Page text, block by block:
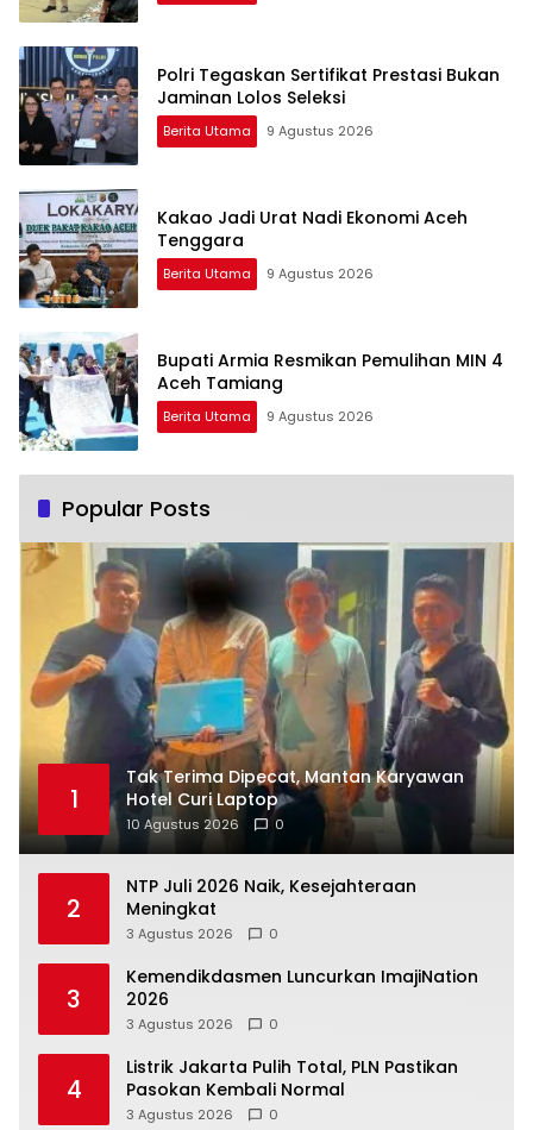
Polri Tegaskan Sertifikat Prestasi Bukan
Jaminan Lolos Seleksi
Berita Utama 9 Agustus 2026
Kakao Jadi Urat Nadi Ekonomi Aceh
Tenggara
Berita Utama 9 Agustus 2026
Bupati Armia Resmikan Pemulihan MIN 4
Aceh Tamiang
Berita Utama 9 Agustus 2026
Popular Posts
1
Tak Terima Dipecat, Mantan Karyawan
Hotel Curi Laptop
10 Agustus 2026 0
2
NTP Juli 2026 Naik, Kesejahteraan
Meningkat
3 Agustus 2026 0
3
Kemendikdasmen Luncurkan ImajiNation
2026
3 Agustus 2026 0
4
Listrik Jakarta Pulih Total, PLN Pastikan
Pasokan Kembali Normal
3 Agustus 2026 0